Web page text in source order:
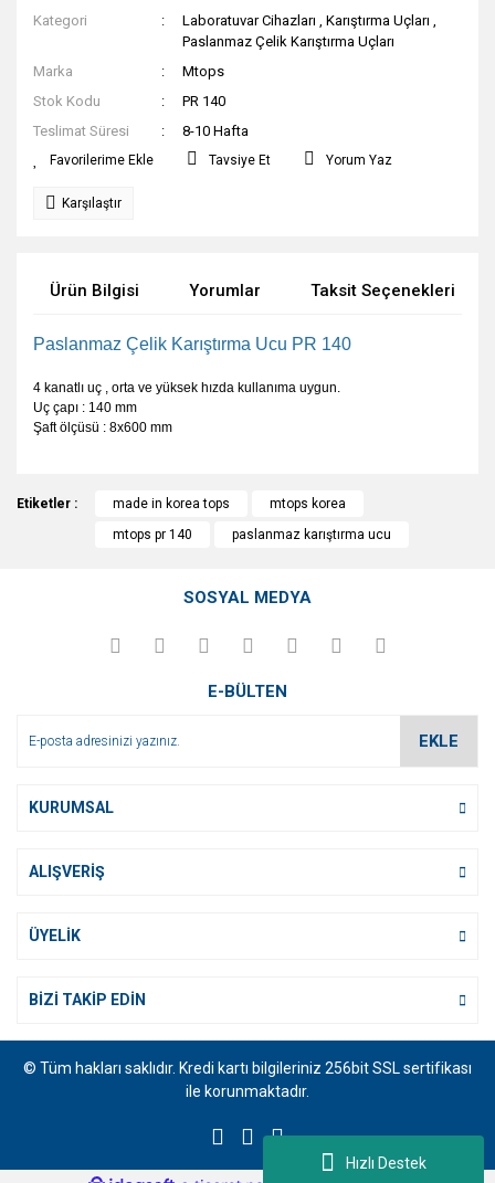
Hızlı Destek
Kategori Laboratuvar Cihazları ,Karıştırma Uçları ,
Paslanmaz Çelik Karıştırma Uçları
Marka
Mtops
Stok Kodu
PR 140
Teslimat Süresi
8-10 Hafta
Tavsiye Et Yorum Yaz
Karşılaştır
Ürün Bilgisi Yorumlar Taksit Seçenekleri
Paslanmaz Çelik Karıştırma Ucu PR 140
4 kanatlı uç , orta ve yüksek hızda kullanıma uygun.
Uç çapı : 140 mm
Şaft ölçüsü : 8x600 mm
Bu ürüne ilk yorumu siz yapın!
konularda yetersiz gördüğünüz noktaları öneri formunu
kullanarak tarafımıza iletebilirsiniz.
Görüş ve önerileriniz için teşekkür ederiz.
Ürün resmi kalitesiz, bozuk veya görüntülenemiyor.
Ürün fiyatı diğer sitelerden daha pahalı.
Etiketler : made in korea tops
mtops korea
mtops pr 140
paslanmaz karıştırma ucu
SOSYAL MEDYA
E-BÜLTEN
EKLE
KURUMSAL
ALIŞVERİŞ
ÜYELİK
BİZİ TAKİP EDİN
© Tüm hakları saklıdır. Kredi kartı bilgileriniz 256bit SSL sertifikası
ile korunmaktadır.